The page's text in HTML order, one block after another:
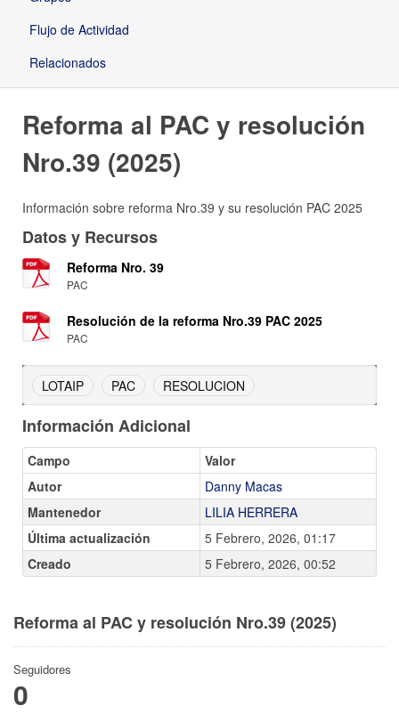
Flujo de Actividad
Relacionados
Reforma al PAC y resolución
Nro.39 (2025)
Información sobre reforma Nro.39 y su resolución PAC 2025
Datos y Recursos
Reforma Nro. 39
PAC
Resolución de la reforma Nro.39 PAC 2025
PAC
LOTAIP PAC RESOLUCION
Información Adicional
Campo
Valor
Autor
Danny Macas
Mantenedor
LILIA HERRERA
Última actualización
5 Febrero, 2026, 01:17
Creado
5 Febrero, 2026, 00:52
Reforma al PAC y resolución Nro.39 (2025)
Seguidores
0